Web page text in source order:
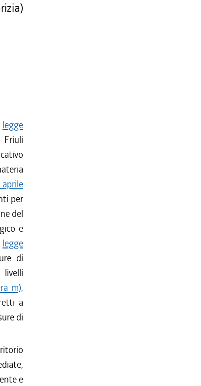
legge
Friuli
per
del
e
legge
di
m),
a
di
e